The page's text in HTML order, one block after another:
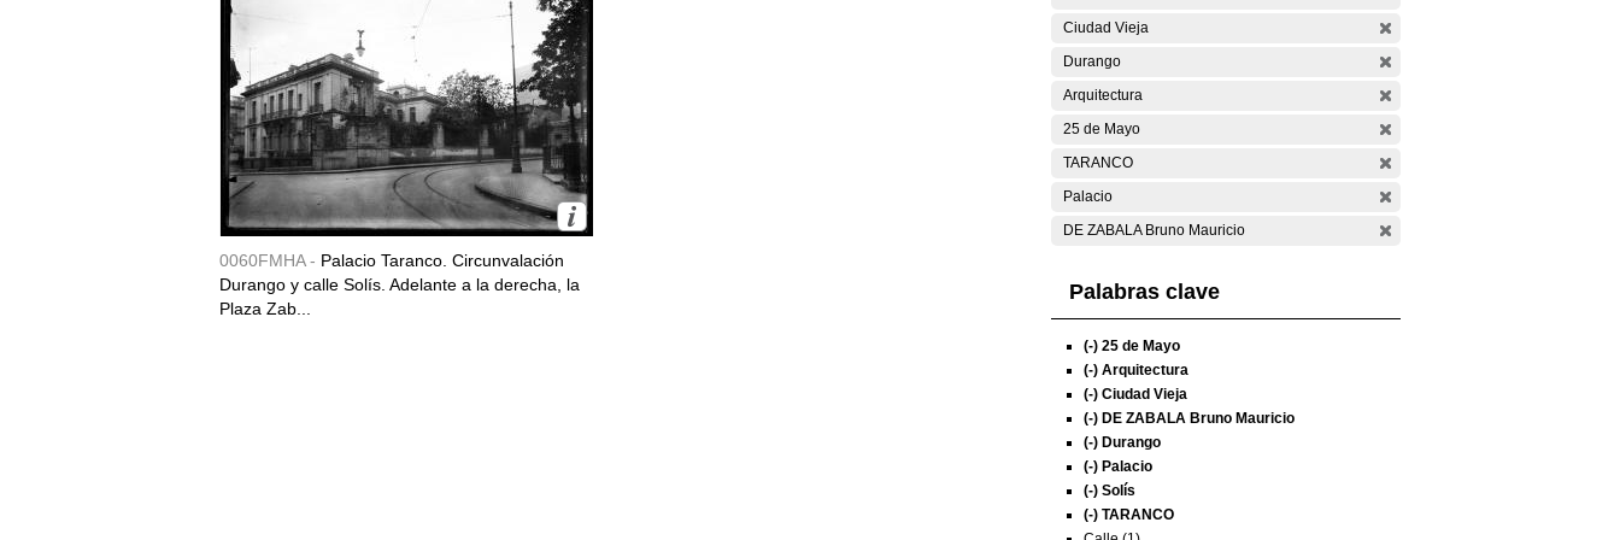
0060FMHA - Palacio Taranco. Circunvalación
Durango y calle Solís. Adelante a la derecha, la
Plaza Zab...
Ciudad Vieja
Durango
Arquitectura
25 de Mayo
TARANCO
Palacio
DE ZABALA Bruno Mauricio
Palabras clave
(-) 25 de Mayo
(-) Arquitectura
(-) Ciudad Vieja
(-) DE ZABALA Bruno Mauricio
(-) Durango
(-) Palacio
(-) Solís
(-) TARANCO